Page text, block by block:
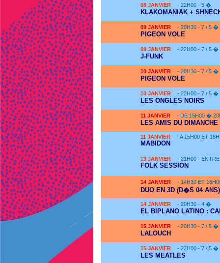
08 JANVIER - 22H00 - 5 �
KLAKOMANIAK +
09 JANVIER - 20H30 - 7 / 5 �
PIGEON VOLE
09 JANVIER - 22H00 - 7 / 5 �
J-FUNK
10 JANVIER - 20H30 - 7 / 5 �
PIGEON VOLE
10 JANVIER - 22H00 - 7 / 5 �
LES ONGLES NOIRS
11 JANVIER - DE 15H00 �
LES AMIS DU
11 JANVIER - A 15H00 ET
MABIDON
13 JANVIER - 21H00 -
FOLK SESSION
14 JANVIER - 14H30 ET
DUO EN 3D (D�S 04 ANS)
14 JANVIER - 20H30 - 4 �
EL BIPLANO LATINO :
15 JANVIER - 20H30 - 7 / 5 �
LALOUCH
15 JANVIER - 22H00 - 7 / 5 �
LES MEATLES